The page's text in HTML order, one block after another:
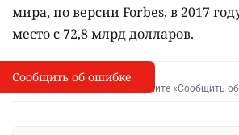
мира, по версии Forbes, в 2017
место с 72,8 млрд долларов.
I
Сообщить об опечатке
Выделите фрагмент и нажмите «Сообщить
Сообщить об ошибке